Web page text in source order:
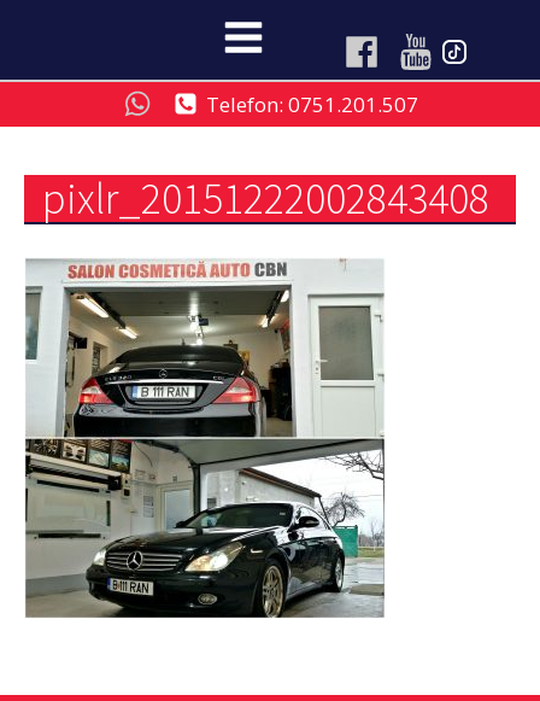
Telefon: 0751.201.507
pixlr_20151222002843408